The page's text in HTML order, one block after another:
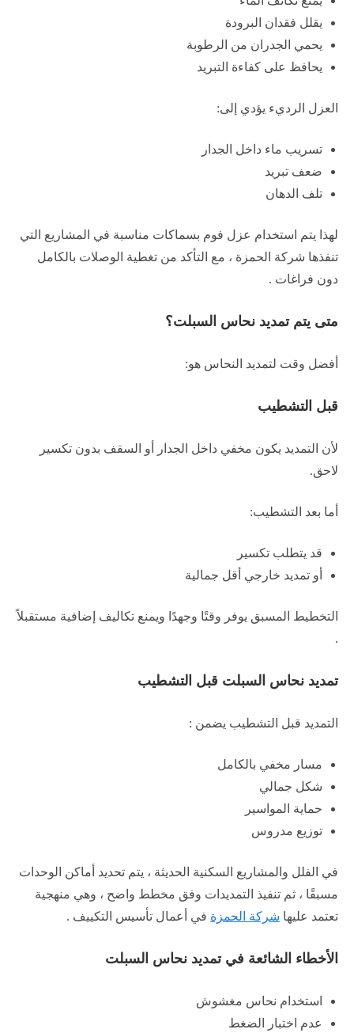
يقلل فقدان البرودة
يحمي الجدران من الرطوبة
يحافظ على كفاءة التبريد
العزل الرديء يؤدي إلى:
تسريب ماء داخل الجدار
ضعف تبريد
تلف الدهان
لهذا يتم استخدام عزل فوم بسماكات مناسبة في المشاريع التي
تنفذها شركة الحمزة ، مع التأكد من تغطية الوصلات بالكامل
دون فراغات .
متى يتم تمديد نحاس السبلت؟
أفضل وقت لتمديد النحاس هو:
قبل التشطيب
لأن التمديد يكون مخفي داخل الجدار أو السقف بدون تكسير
لاحق.
أما بعد التشطيب:
قد يتطلب تكسير
أو تمديد خارجي أقل جمالية
التخطيط المسبق يوفر وقتًا وجهدًا ويمنع تكاليف إضافية مستقبلاً
.
تمديد نحاس السبلت قبل التشطيب
التمديد قبل التشطيب يضمن :
مسار مخفي بالكامل
شكل جمالي
حماية المواسير
توزيع مدروس
في الفلل والمشاريع السكنية الحديثة ، يتم تحديد أماكن الوحدات
مسبقًا ، ثم تنفيذ التمديدات وفق مخطط واضح ، وهي منهجية
تعتمد عليها شركة الحمزة في أعمال تأسيس التكييف .
الأخطاء الشائعة في تمديد نحاس السبلت
استخدام نحاس مغشوش
عدم اختبار الضغط